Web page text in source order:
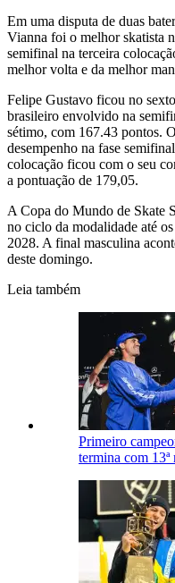
Em uma disputa de duas
Vianna foi o melhor skatista
semifinal na terceira
melhor volta e da melhor
Felipe Gustavo ficou no
brasileiro envolvido na
sétimo, com 167.43 pontos.
desempenho na fase
colocação ficou com o seu
a pontuação de 179,05.
A Copa do Mundo de Skate
no ciclo da modalidade até
2028. A final masculina
deste domingo.
Leia também
Primeiro
termina com